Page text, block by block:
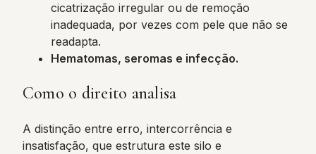
cicatrização irregular ou de remoção
inadequada, por vezes com pele que não se
readapta.
Hematomas, seromas e infecção.
Como o direito analisa
A distinção entre erro, intercorrência e
insatisfação, que estrutura este silo e